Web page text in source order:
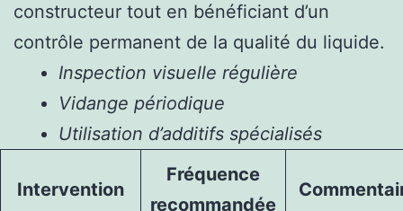
constructeur tout en bénéficiant d’un
contrôle permanent de la qualité du liquide.
Inspection visuelle régulière
Vidange périodique
Utilisation d’additifs spécialisés
Intervention
Fréquence
recommandée